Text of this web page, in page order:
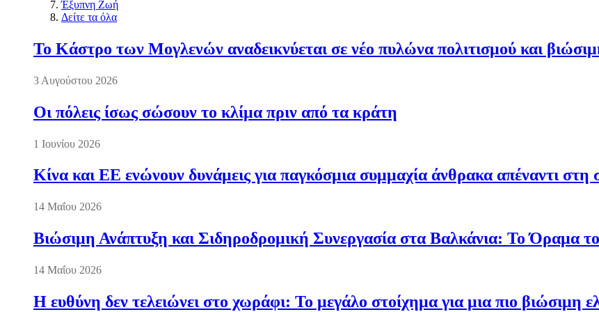
Έξυπνη Ζωή
Δείτε τα όλα
Το Κάστρο των Μογλενών αναδεικνύεται σε νέο πυλώνα πολιτισμού και
3 Αυγούστου 2026
Οι πόλεις ίσως σώσουν το κλίμα πριν από τα κράτη
1 Ιουνίου 2026
Κίνα και ΕΕ ενώνουν δυνάμεις για παγκόσμια συμμαχία άνθρακα απέναντι
14 Μαΐου 2026
Βιώσιμη Ανάπτυξη και Σιδηροδρομική Συνεργασία στα Βαλκάνια: Το Όραμα
14 Μαΐου 2026
Η ευθύνη δεν τελειώνει στο χωράφι: Το μεγάλο στοίχημα για μια πιο βιώσιμη